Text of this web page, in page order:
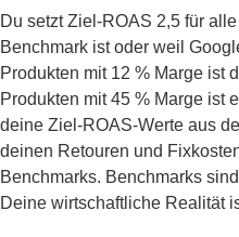
Du setzt Ziel-ROAS 2,5 für
Benchmark ist oder weil
Produkten mit 12 % Marge ist
Produkten mit 45 % Marge ist
deine Ziel-ROAS-Werte aus
deinen Retouren und
Benchmarks. Benchmarks
Deine wirtschaftliche Realität